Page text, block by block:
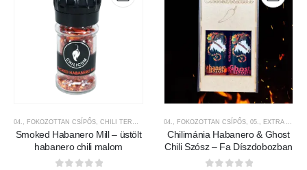
04., FOKOZOTTAN CSÍPŐS, CHILI TERMÉKEK CHILICUM,CSÍPŐSSÉGI-SKÁLA, MÁRKÁK ,
Smoked Habanero Mill – üstölt
habanero chili malom
04., FOKOZOTTAN CSÍPŐS, 05., EXTRA CSÍPŐS
Chilimánia Habanero & Ghost
Chili Szósz – Fa Díszdobozban